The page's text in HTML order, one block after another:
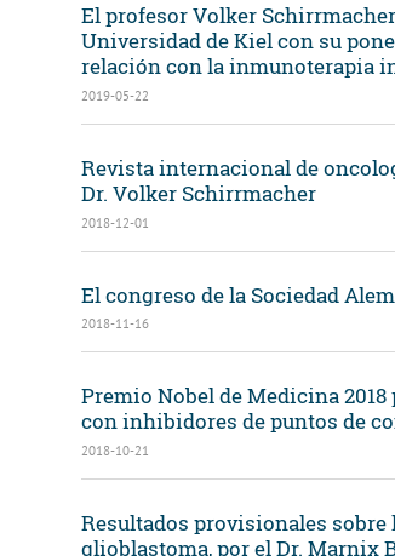
El profesor Volker
Universidad de Kiel con su
relación con la inmunoterapia
2019-05-22
Revista internacional de
Dr. Volker Schirrmacher
2018-12-01
El congreso de la Sociedad
2018-11-16
Premio Nobel de Medicina
con inhibidores de puntos de
2018-10-21
Resultados provisionales
glioblastoma, por el Dr. Marnix